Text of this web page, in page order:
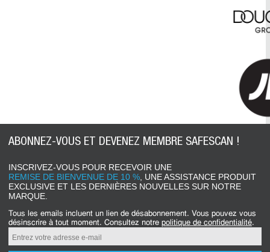
ABONNEZ-VOUS ET DEVENEZ MEMBRE SAFESCAN !
INSCRIVEZ-VOUS POUR RECEVOIR UNE
REMISE DE BIENVENUE DE 10 %, UNE ASSISTANCE PRODUIT
EXCLUSIVE ET LES DERNIÈRES NOUVELLES SUR NOTRE
MARQUE.
désinscrire à tout moment. Consultez notre politique de confidentialité.